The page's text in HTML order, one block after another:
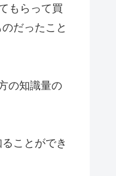
もらって買
だったこと
の知識量の
ことができ